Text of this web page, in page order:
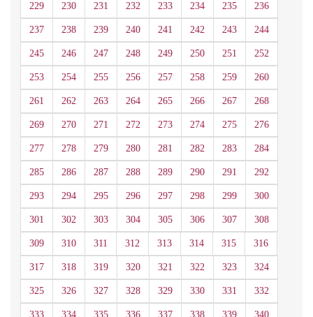
229 230 231 232 233 234 235 236
237 238 239 240 241 242 243 244
245 246 247 248 249 250 251 252
253 254 255 256 257 258 259 260
261 262 263 264 265 266 267 268
269 270 271 272 273 274 275 276
277 278 279 280 281 282 283 284
285 286 287 288 289 290 291 292
293 294 295 296 297 298 299 300
301 302 303 304 305 306 307 308
309 310 311 312 313 314 315 316
317 318 319 320 321 322 323 324
325 326 327 328 329 330 331 332
333 334 335 336 337 338 339 340